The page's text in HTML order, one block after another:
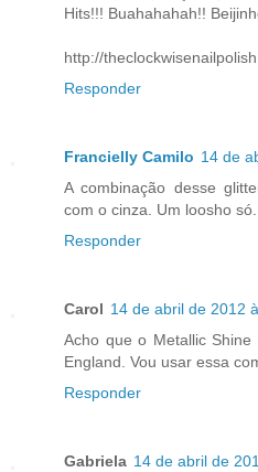
Hits!!! Buahahahah!!
http://
Responder
Francielly Camilo 14 de
A combinação desse
com o cinza. Um loosho só.
Responder
Carol 14 de abril de 2012
Acho que o Metallic
England. Vou usar essa
Responder
Gabriela 14 de abril de